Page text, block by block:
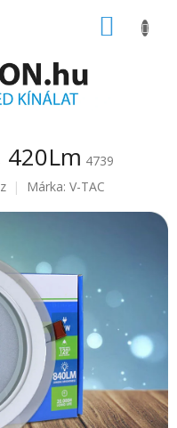
KOSÁR
420Lm 4739
Márka: V-TAC